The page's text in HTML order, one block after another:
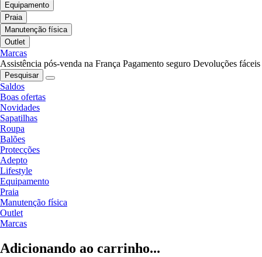
Equipamento
Praia
Manutenção física
Outlet
Marcas
Assistência pós-venda na França Pagamento seguro Devoluções fáceis
Pesquisar
Saldos
Boas ofertas
Novidades
Sapatilhas
Roupa
Balões
Protecções
Adepto
Lifestyle
Equipamento
Praia
Manutenção física
Outlet
Marcas
Adicionando ao carrinho...